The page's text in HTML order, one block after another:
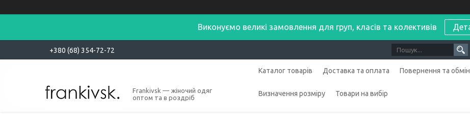
Виконуємо великі замовлення для груп, класів та колективів
+380 (68) 354-72-72
Frankivsk — жіночий одяг
оптом та в роздріб
Каталог товарів Доставка та оплата Повернення та обмін
Визначення розміру Товари на вибір